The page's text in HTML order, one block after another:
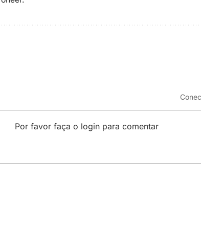
Por favor faça o login para comentar